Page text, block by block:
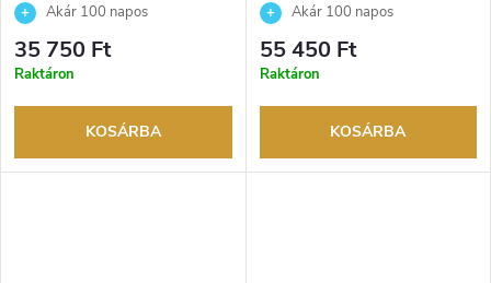
Akár 100 napos
visszaküldési lehetőség. Hivatalos
márkakereskedő.
35 750 Ft
Raktáron
KOSÁRBA
Akár 100 napos
visszaküldési lehetőség. Hivatalos
márkakereskedő.
55 450 Ft
Raktáron
KOSÁRBA